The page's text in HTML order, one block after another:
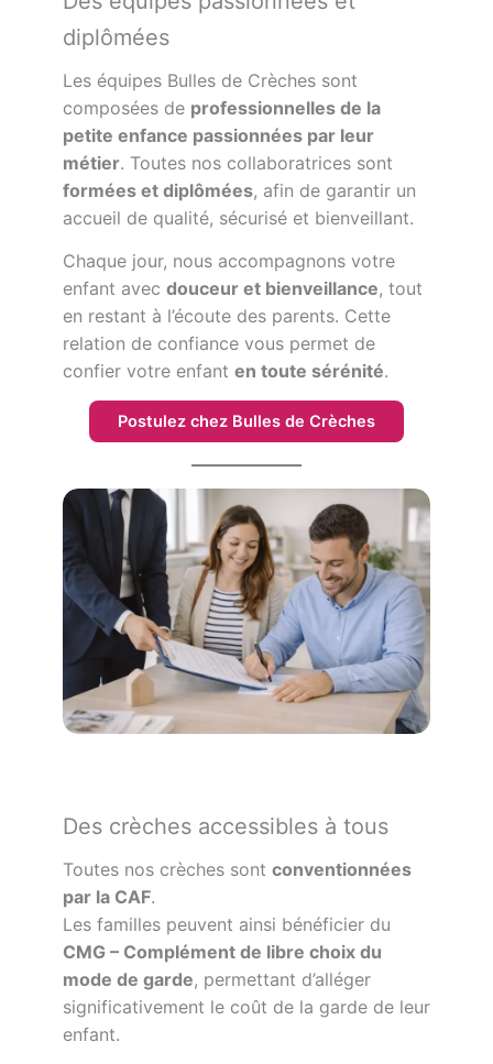
diplômées
Les équipes Bulles de Crèches sont
composées de professionnelles de la
petite enfance passionnées par leur
métier. Toutes nos collaboratrices sont
formées et diplômées, afin de garantir un
accueil de qualité, sécurisé et bienveillant.
Chaque jour, nous accompagnons votre
enfant avec douceur et bienveillance, tout
en restant à l’écoute des parents. Cette
relation de confiance vous permet de
confier votre enfant en toute sérénité.
Postulez chez Bulles de Crèches
Des crèches accessibles à tous
Toutes nos crèches sont conventionnées
par la CAF.
Les familles peuvent ainsi bénéficier du
CMG – Complément de libre choix du
mode de garde, permettant d’alléger
significativement le coût de la garde de leur
enfant.